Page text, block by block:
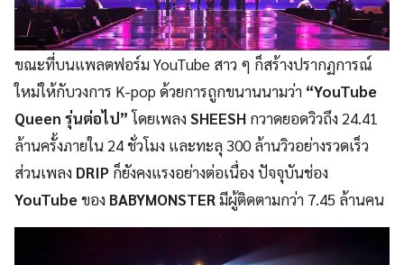
ขณะที่บนแพลตฟอร์ม YouTube สาว ๆ ก็สร้างปรากฏการณ์
ใหม่ให้กับวงการ K-pop ด้วยการถูกขนานนามว่า “YouTube
Queen รุ่นต่อไป”โดยเพลงSHEESH กวาดยอดวิวถึง 24.41
ล้านครั้งภายใน 24 ชั่วโมง และทะลุ 300 ล้านวิวอย่างรวดเร็ว
ส่วนเพลง DRIP ก็ยังคงแรงอย่างต่อเนื่อง ปัจจุบันช่อง
YouTubeของ BABYMONSTERมีผู้ติดตามกว่า 7.45 ล้านคน